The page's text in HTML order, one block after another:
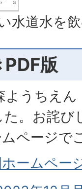
水道水を
版
うちえん
た。お詫
ページで
ームペー